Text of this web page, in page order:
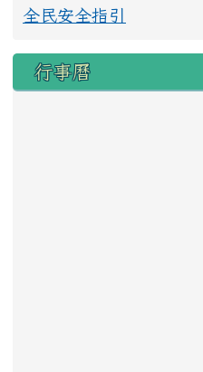
全民安全指引
行事曆